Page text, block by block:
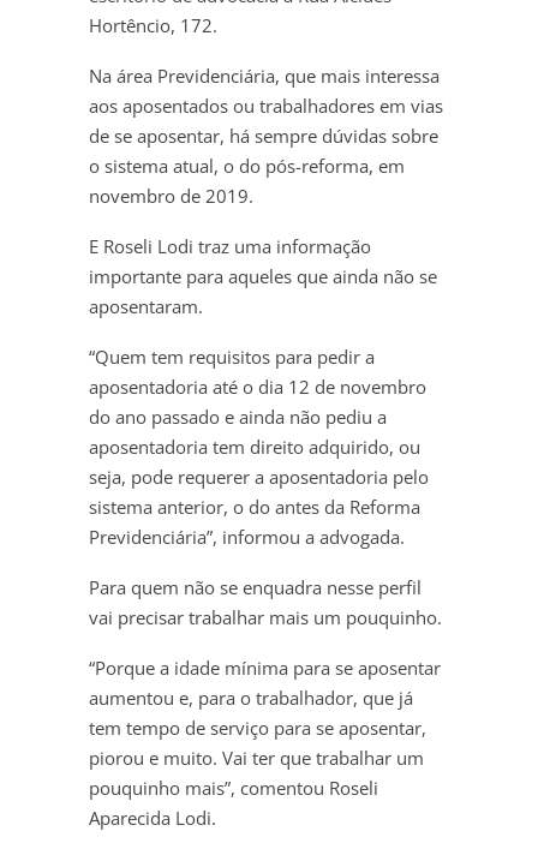
Hortêncio, 172.
Na área Previdenciária, que mais interessa
aos aposentados ou trabalhadores em vias
de se aposentar, há sempre dúvidas sobre
o sistema atual, o do pós-reforma, em
novembro de 2019.
E Roseli Lodi traz uma informação
importante para aqueles que ainda não se
aposentaram.
“Quem tem requisitos para pedir a
aposentadoria até o dia 12 de novembro
do ano passado e ainda não pediu a
aposentadoria tem direito adquirido, ou
seja, pode requerer a aposentadoria pelo
sistema anterior, o do antes da Reforma
Previdenciária”, informou a advogada.
Para quem não se enquadra nesse perfil
vai precisar trabalhar mais um pouquinho.
“Porque a idade mínima para se aposentar
aumentou e, para o trabalhador, que já
tem tempo de serviço para se aposentar,
piorou e muito. Vai ter que trabalhar um
pouquinho mais”, comentou Roseli
Aparecida Lodi.